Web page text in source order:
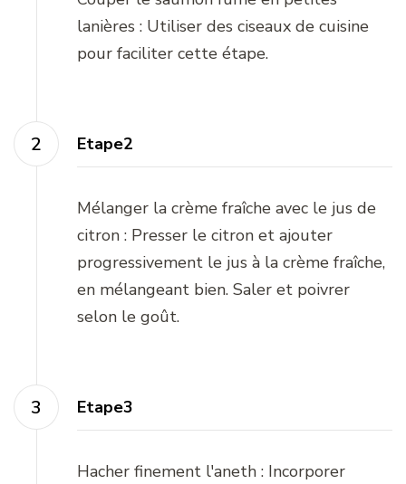
lanières : Utiliser des ciseaux de cuisine
pour faciliter cette étape.
Etape2
Mélanger la crème fraîche avec le jus de
citron : Presser le citron et ajouter
progressivement le jus à la crème fraîche,
en mélangeant bien. Saler et poivrer
selon le goût.
Etape3
Hacher finement l'aneth : Incorporer